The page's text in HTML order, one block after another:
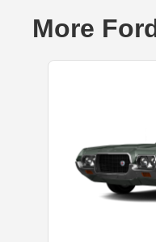
More